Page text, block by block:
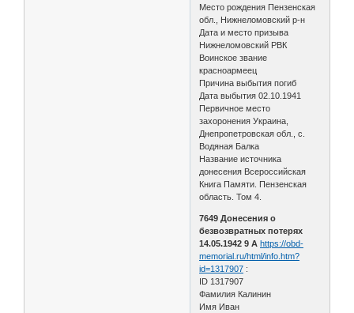
Место рождения Пензенская
обл., Нижнеломовский р-н
Дата и место призыва
Нижнеломовский РВК
Воинское звание
красноармеец
Причина выбытия погиб
Дата выбытия 02.10.1941
Первичное место
захоронения Украина,
Днепропетровская обл., с.
Водяная Балка
Название источника
донесения Всероссийская
Книга Памяти. Пензенская
область. Том 4.
7649 Донесения о
безвозвратных потерях
14.05.1942 9 А https://obd-
memorial.ru/html/info.htm?
id=1317907 :
ID 1317907
Фамилия Калинин
Имя Иван